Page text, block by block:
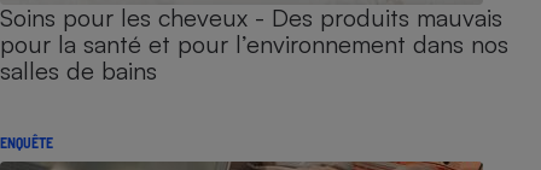
Soins pour les cheveux - Des produits mauvais
pour la santé et pour l’environnement dans nos
salles de bains
ENQUÊTE